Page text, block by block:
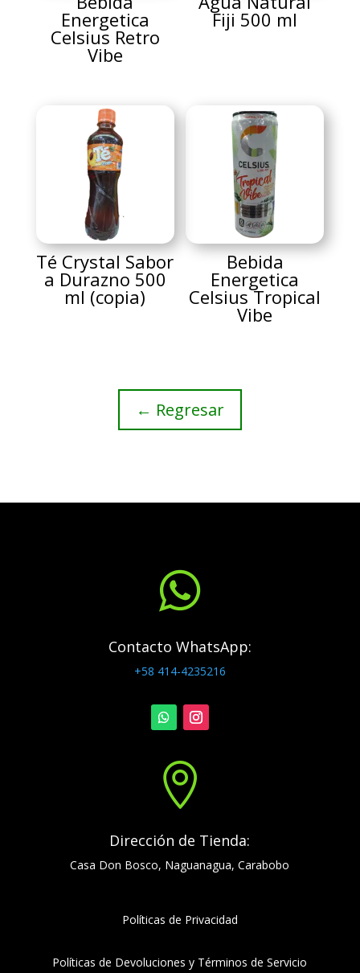
Energetica
Celsius Retro
Vibe
Fiji 500 ml
Té Crystal Sabor
a Durazno 500
ml (copia)
Bebida
Energetica
Celsius Tropical
Vibe
← Regresar

Contacto WhatsApp:
+58 414-4235216

Dirección de Tienda:
Casa Don Bosco, Naguanagua, Carabobo
Políticas de Privacidad
Políticas de Devoluciones y Términos de Servicio